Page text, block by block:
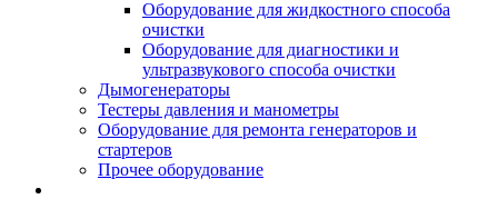
Оборудование для жидкостного способа
очистки
Оборудование для диагностики и
ультразвукового способа очистки
Дымогенераторы
Тестеры давления и манометры
Оборудование для ремонта генераторов и
стартеров
Прочее оборудование